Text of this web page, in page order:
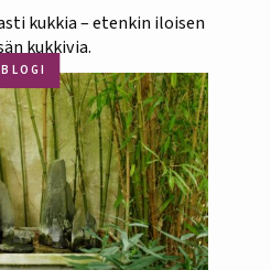
kukkia – etenkin iloisen
kukkivia.
BLOGI